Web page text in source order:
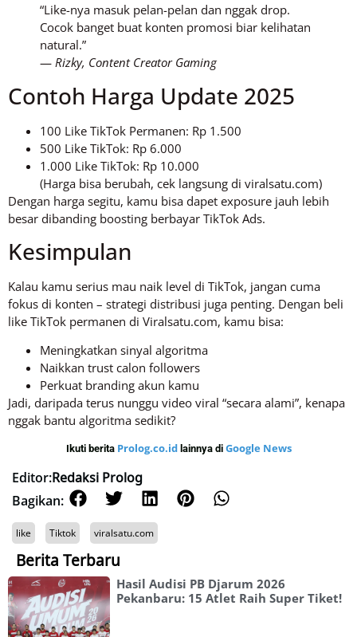
“Like-nya masuk pelan-pelan dan nggak drop.
Cocok banget buat konten promosi biar kelihatan
natural.”
— Rizky, Content Creator Gaming
Contoh Harga Update 2025
100 Like TikTok Permanen: Rp 1.500
500 Like TikTok: Rp 6.000
1.000 Like TikTok: Rp 10.000
(Harga bisa berubah, cek langsung di viralsatu.com)
Dengan harga segitu, kamu bisa dapet exposure jauh lebih
besar dibanding boosting berbayar TikTok Ads.
Kesimpulan
Kalau kamu serius mau naik level di TikTok, jangan cuma
fokus di konten – strategi distribusi juga penting. Dengan beli
like TikTok permanen di Viralsatu.com, kamu bisa:
Meningkatkan sinyal algoritma
Naikkan trust calon followers
Perkuat branding akun kamu
Jadi, daripada terus nunggu video viral “secara alami”, kenapa
nggak bantu algoritma sedikit?
Ikuti berita Prolog.co.id lainnya di Google News
Editor:Redaksi Prolog
Bagikan:
like Tiktok viralsatu.com
Berita Terbaru
Hasil Audisi PB Djarum 2026
Pekanbaru: 15 Atlet Raih Super Tiket!